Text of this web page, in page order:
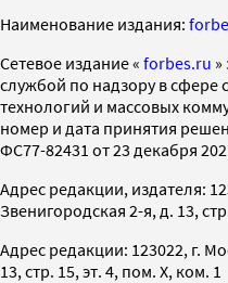
Наименование издания:
Cетевое издание « forbes.ru
службой по надзору в
технологий и массовых
номер и дата принятия
ФС77-82431 от 23 декабря
Адрес редакции, издателя:
Звенигородская 2-я, д. 13,
Адрес редакции: 123022, г.
13, стр. 15, эт. 4, пом. X, ком. 1